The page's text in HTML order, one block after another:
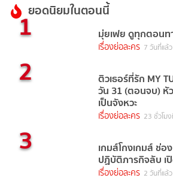
ยอดนิยมในตอนนี้
1 มุ่ยเฟย ดูทุกตอนท
เรื่องย่อละคร 7 วันที่แล้ว
2 ติวเธอร์ที่รัก MY
วัน 31 (ตอนจบ) หั
เป็นจังหวะ
เรื่องย่อละคร 23 ชั่วโม
3 เกมส์โกงเกมส์ ช่
ปฏิบัติภารกิจลับ เ
เรื่องย่อละคร 2 วันที่แล้ว